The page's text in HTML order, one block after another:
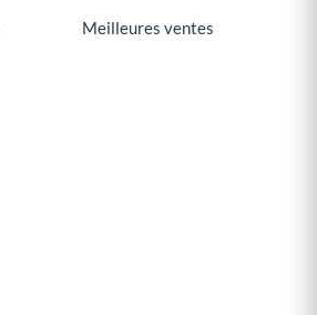
Meilleures ventes